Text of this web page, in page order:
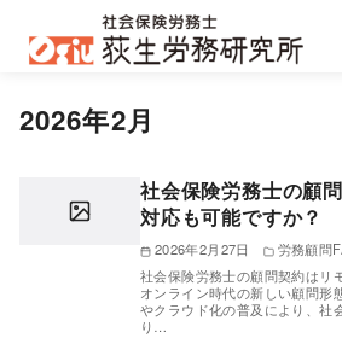
2026年2月
社会保険労務士の顧
対応も可能ですか？
2026年2月27日
労務顧問
社会保険労務士の顧問契約はリ
オンライン時代の新しい顧問形
やクラウド化の普及により、社
り…